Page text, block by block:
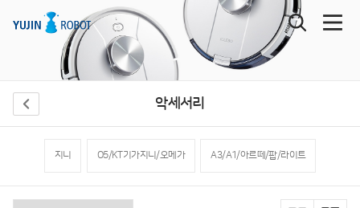
악세서리
지니 O5/KT기가지니/오메가 A3/A1/아르떼/팝/라이트